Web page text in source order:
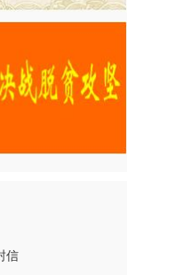
信